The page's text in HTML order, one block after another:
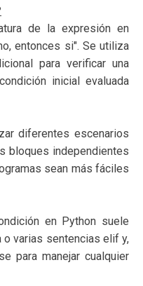
de la expresión en
entonces si". Se utiliza
para verificar una
inicial evaluada
diferentes escenarios
bloques independientes
sean más fáciles
en Python suele
o varias sentencias elif y,
para manejar cualquier